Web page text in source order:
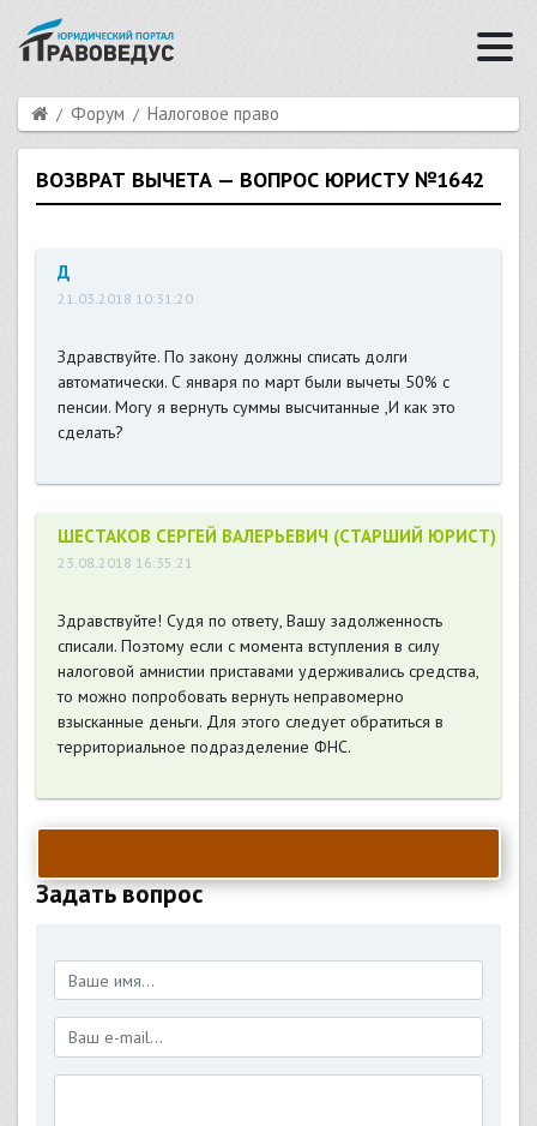
Форум Налоговое право
ВОЗВРАТ ВЫЧЕТА — ВОПРОС ЮРИСТУ №1642
Д
21.03.2018 10:31:20
Здравствуйте. По закону должны списать долги
автоматически. С января по март были вычеты 50% с
пенсии. Могу я вернуть суммы высчитанные ,И как это
сделать?
ШЕСТАКОВ СЕРГЕЙ ВАЛЕРЬЕВИЧ (СТАРШИЙ ЮРИСТ)
23.08.2018 16:35:21
Здравствуйте! Судя по ответу, Вашу задолженность
списали. Поэтому если с момента вступления в силу
налоговой амнистии приставами удерживались средства,
то можно попробовать вернуть неправомерно
взысканные деньги. Для этого следует обратиться в
территориальное подразделение ФНС.
Задать вопрос